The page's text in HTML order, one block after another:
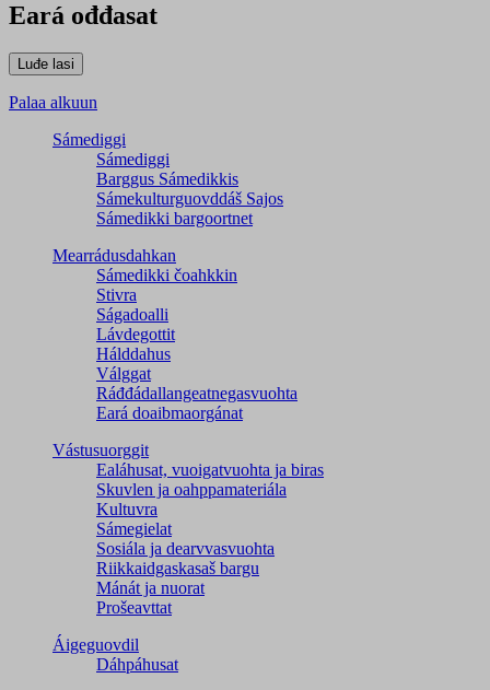
Eará ođđasat
Palaa alkuun
Sámediggi
Sámediggi
Barggus Sámedikkis
Sámekulturguovddáš Sajos
Sámedikki bargoortnet
Mearrádusdahkan
Sámedikki čoahkkin
Stivra
Ságadoalli
Lávdegottit
Hálddahus
Válggat
Ráđđádallangeatnegas­vuohta
Eará doaibmaorgánat
Vástusuorggit
Ealáhusat, vuoigatvuohta ja biras
Skuvlen ja oahppamateriála
Kultuvra
Sámegielat
Sosiála ja dearvvasvuohta
Riikkaidgaskasaš bargu
Mánát ja nuorat
Prošeavttat
Áigeguovdil
Dáhpáhusat